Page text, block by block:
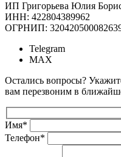
ИП Григорьева Юлия
ИНН: 422804389962
ОГРНИП:
Telegram
MAX
Остались вопросы?
вам перезвоним в
Имя*
Телефон*